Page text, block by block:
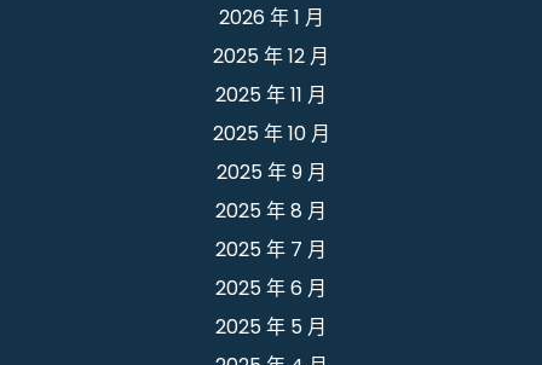
2026 年 1 月
2025 年 12 月
2025 年 11 月
2025 年 10 月
2025 年 9 月
2025 年 8 月
2025 年 7 月
2025 年 6 月
2025 年 5 月